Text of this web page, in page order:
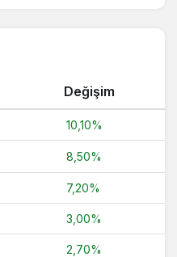
Değişim
10,10%
8,50%
7,20%
3,00%
2,70%